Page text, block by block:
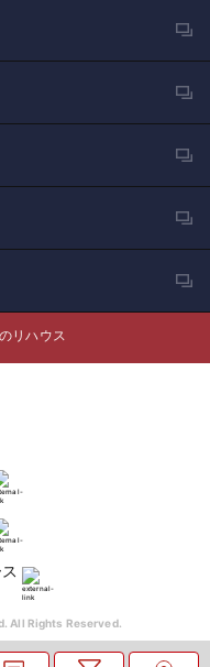
リハウス
All Rights Reserved.